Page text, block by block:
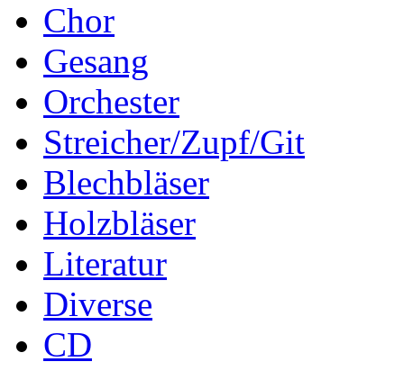
Chor
Gesang
Orchester
Streicher/Zupf/Git
Blechbläser
Holzbläser
Literatur
Diverse
CD